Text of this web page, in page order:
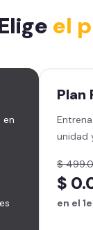
el
en
Plan
unidad
$
$
en el